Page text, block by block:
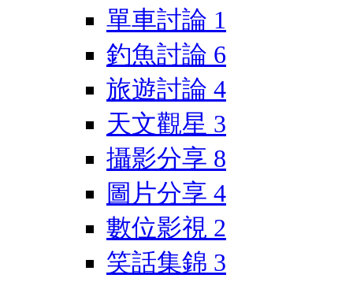
單車討論 1
釣魚討論 6
旅遊討論 4
天文觀星 3
攝影分享 8
圖片分享 4
數位影視 2
笑話集錦 3